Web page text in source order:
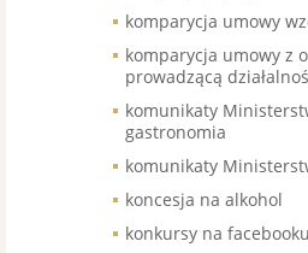
komparycja umowy
komparycja umowy z
prowadzącą
komunikaty
gastronomia
komunikaty
koncesja na alkohol
konkursy na facebooku